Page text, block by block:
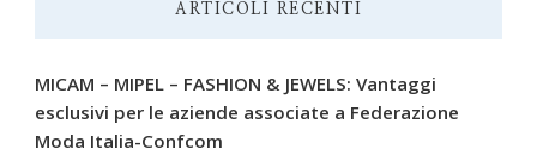
ARTICOLI RECENTI
MICAM – MIPEL – FASHION & JEWELS: Vantaggi
esclusivi per le aziende associate a Federazione
Moda Italia-Confcom